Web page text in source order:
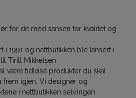
for de med sansen for kvalitet og
i 1991 og nettbutikken ble lansert i
Tirill Mikkelsen
være tidløse produkter du skal
frem igjen. Vi designer og
i nettbutikken selv.Ingen